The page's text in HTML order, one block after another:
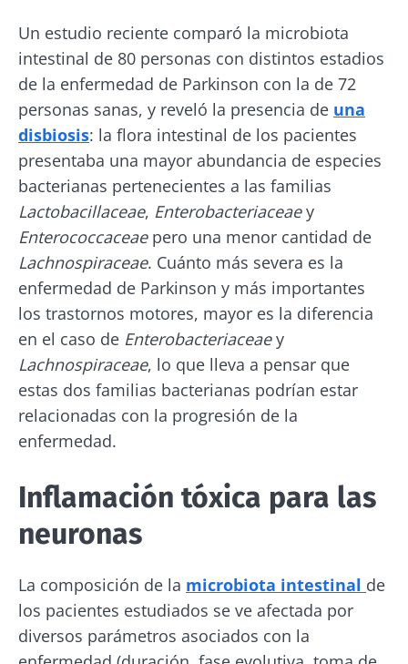
Un estudio reciente comparó la microbiota
intestinal de 80 personas con distintos estadios
de la enfermedad de Parkinson con la de 72
personas sanas, y reveló la presencia de una
disbiosis: la flora intestinal de los pacientes
presentaba una mayor abundancia de especies
bacterianas pertenecientes a las familias
Lactobacillaceae, Enterobacteriaceaey
Enterococcaceaepero una menor cantidad de
Lachnospiraceae. Cuánto más severa es la
enfermedad de Parkinson y más importantes
los trastornos motores, mayor es la diferencia
en el caso de Enterobacteriaceaey
Lachnospiraceae, lo que lleva a pensar que
estas dos familias bacterianas podrían estar
relacionadas con la progresión de la
enfermedad.
Inflamación tóxica para las
neuronas
La composición de la microbiota intestinal de
los pacientes estudiados se ve afectada por
diversos parámetros asociados con la
¡No se vaya tan rápido!
Únase a la comunidad de la microbiota y
reciba una vez al mes "The Essential" que le